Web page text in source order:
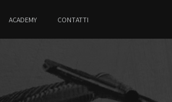
ACADEMY CONTATTI